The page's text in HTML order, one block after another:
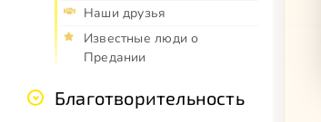
Наши друзья
Известные люди о
Предании
Благотворительность